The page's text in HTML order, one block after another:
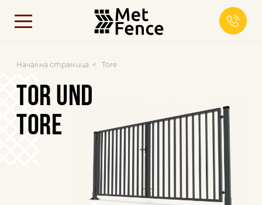
Начална страница Tore
TOR UND
TORE